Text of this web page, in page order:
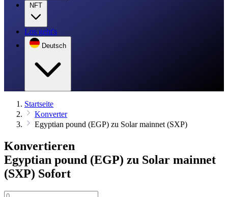
NFT
Los geht's
Deutsch
Startseite
Konverter
Egyptian pound (EGP) zu Solar mainnet (SXP)
Konvertieren
Egyptian pound (EGP) zu Solar mainnet
(SXP) Sofort